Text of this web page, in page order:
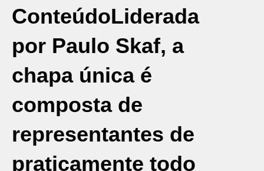
ConteúdoLiderada
por Paulo Skaf, a
chapa única é
composta de
representantes de
praticamente todo